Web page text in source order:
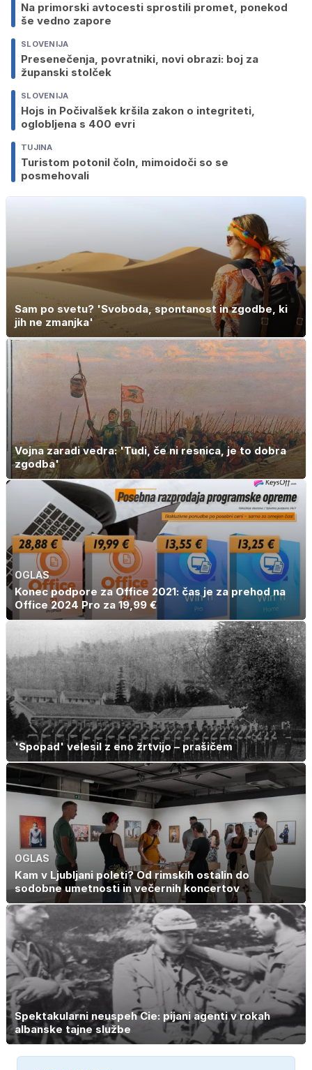
Na primorski avtocesti sprostili promet, ponekod
še vedno zapore
SLOVENIJA
Presenečenja, povratniki, novi obrazi: boj za
županski stolček
SLOVENIJA
Hojs in Počivalšek kršila zakon o integriteti,
oglobljena s 400 evri
TUJINA
Turistom potonil čoln, mimoidoči so se
posmehovali
Sam po svetu? 'Svoboda, spontanost in zgodbe, ki
jih ne zmanjka'
Vojna zaradi vedra: 'Tudi, če ni resnica, je to dobra
zgodba'
OGLAS
Konec podpore za Office 2021: čas je za prehod na
Office 2024 Pro za 19,99 €
'Spopad' velesil z eno žrtvijo – prašičem
OGLAS
Kam v Ljubljani poleti? Od rimskih ostalin do
sodobne umetnosti in večernih koncertov
Spektakularni neuspeh Cie: pijani agenti v rokah
albanske tajne službe